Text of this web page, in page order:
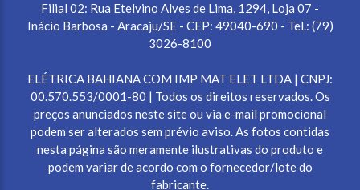
Filial 02: Rua Etelvino Alves de Lima, 1294, Loja 07 -
Inácio Barbosa - Aracaju/SE - CEP: 49040-690 - Tel.: (79)
3026-8100
ELÉTRICA BAHIANA COM IMP MAT ELET LTDA | CNPJ:
00.570.553/0001-80 | Todos os direitos reservados. Os
preços anunciados neste site ou via e-mail promocional
podem ser alterados sem prévio aviso. As fotos contidas
nesta página são meramente ilustrativas do produto e
podem variar de acordo com o fornecedor/lote do
fabricante.